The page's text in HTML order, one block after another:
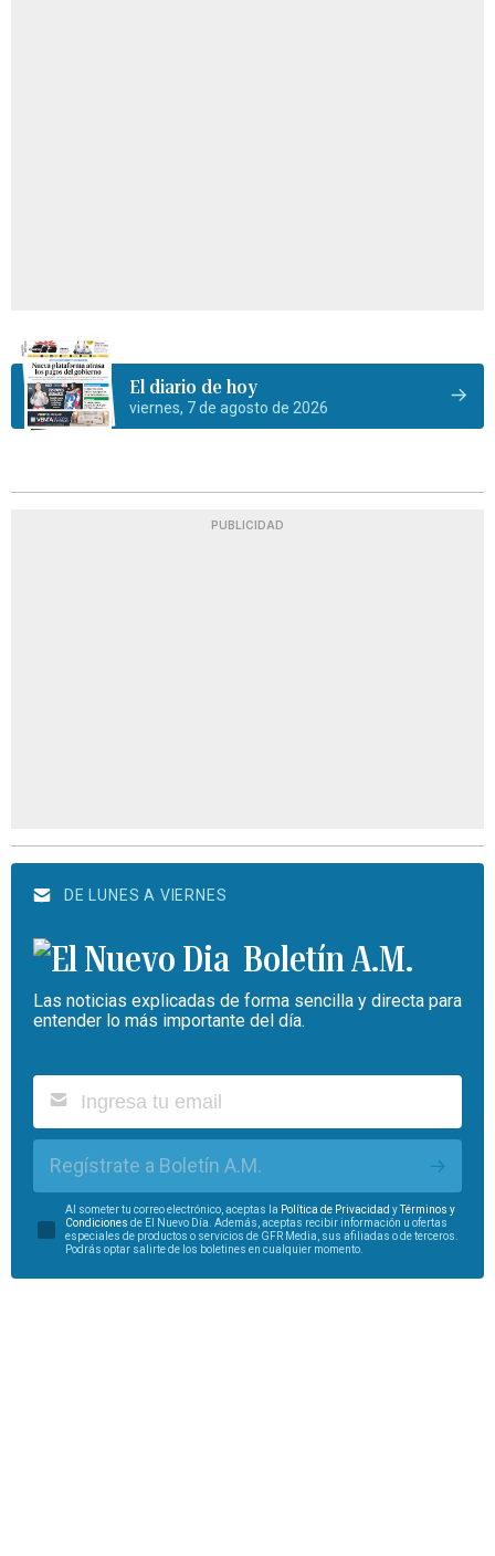
El diario de hoy
viernes, 7 de agosto de 2026
PUBLICIDAD
DE LUNES A VIERNES
Boletín A.M.
Las noticias explicadas de forma sencilla y directa para
entender lo más importante del día.
Regístrate a Boletín A.M.
Al someter tu correo electrónico, aceptas la Política de Privacidad yTérminos y
Condiciones de El Nuevo Día. Además, aceptas recibir información u ofertas
especiales de productos o servicios de GFR Media, sus afiliadas o de terceros.
Podrás optar salirte de los boletines en cualquier momento.